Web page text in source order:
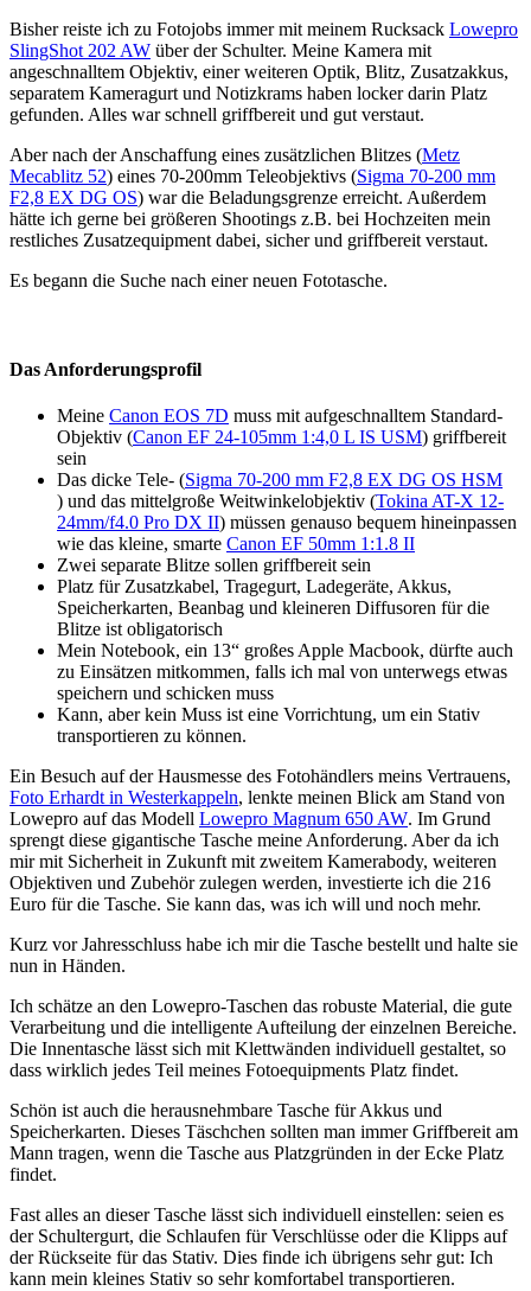
Bisher reiste ich zu Fotojobs immer mit meinem Rucksack Lowepro
SlingShot 202 AW über der Schulter. Meine Kamera mit
angeschnalltem Objektiv, einer weiteren Optik, Blitz, Zusatzakkus,
separatem Kameragurt und Notizkrams haben locker darin Platz
gefunden. Alles war schnell griffbereit und gut verstaut.
Aber nach der Anschaffung eines zusätzlichen Blitzes (Metz
Mecablitz 52) eines 70-200mm Teleobjektivs (Sigma 70-200 mm
F2,8 EX DG OS) war die Beladungsgrenze erreicht. Außerdem
hätte ich gerne bei größeren Shootings z.B. bei Hochzeiten mein
restliches Zusatzequipment dabei, sicher und griffbereit verstaut.
Es begann die Suche nach einer neuen Fototasche.
Das Anforderungsprofil
Meine Canon EOS 7D muss mit aufgeschnalltem Standard-
Objektiv (Canon EF 24-105mm 1:4,0 L IS USM) griffbereit
sein
Das dicke Tele- (Sigma 70-200 mm F2,8 EX DG OS HSM
) und das mittelgroße Weitwinkelobjektiv (Tokina AT-X 12-
24mm/f4.0 Pro DX II) müssen genauso bequem hineinpassen
wie das kleine, smarte Canon EF 50mm 1:1.8 II
Zwei separate Blitze sollen griffbereit sein
Platz für Zusatzkabel, Tragegurt, Ladegeräte, Akkus,
Speicherkarten, Beanbag und kleineren Diffusoren für die
Blitze ist obligatorisch
Mein Notebook, ein 13“ großes Apple Macbook, dürfte auch
zu Einsätzen mitkommen, falls ich mal von unterwegs etwas
speichern und schicken muss
Kann, aber kein Muss ist eine Vorrichtung, um ein Stativ
transportieren zu können.
Ein Besuch auf der Hausmesse des Fotohändlers meins Vertrauens,
Foto Erhardt in Westerkappeln, lenkte meinen Blick am Stand von
Lowepro auf das Modell Lowepro Magnum 650 AW. Im Grund
sprengt diese gigantische Tasche meine Anforderung. Aber da ich
mir mit Sicherheit in Zukunft mit zweitem Kamerabody, weiteren
Objektiven und Zubehör zulegen werden, investierte ich die 216
Euro für die Tasche. Sie kann das, was ich will und noch mehr.
Kurz vor Jahresschluss habe ich mir die Tasche bestellt und halte sie
nun in Händen.
Ich schätze an den Lowepro-Taschen das robuste Material, die gute
Verarbeitung und die intelligente Aufteilung der einzelnen Bereiche.
Die Innentasche lässt sich mit Klettwänden individuell gestaltet, so
dass wirklich jedes Teil meines Fotoequipments Platz findet.
Schön ist auch die herausnehmbare Tasche für Akkus und
Speicherkarten. Dieses Täschchen sollten man immer Griffbereit am
Mann tragen, wenn die Tasche aus Platzgründen in der Ecke Platz
findet.
Fast alles an dieser Tasche lässt sich individuell einstellen: seien es
der Schultergurt, die Schlaufen für Verschlüsse oder die Klipps auf
der Rückseite für das Stativ. Dies finde ich übrigens sehr gut: Ich
kann mein kleines Stativ so sehr komfortabel transportieren.